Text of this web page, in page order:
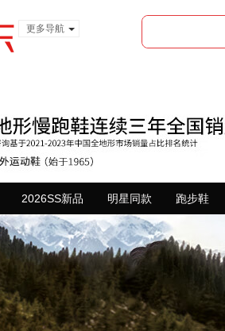
更多导航
2026SS新品 明星同款 跑步鞋